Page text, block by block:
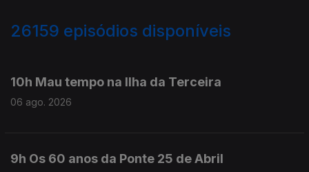
26159 episódios disponíveis
10h Mau tempo na Ilha da Terceira
06 ago. 2026
9h Os 60 anos da Ponte 25 de Abril